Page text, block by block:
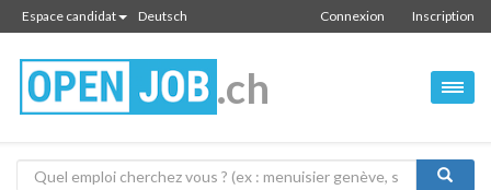
Espace candidat Deutsch Inscription
Connexion
.ch